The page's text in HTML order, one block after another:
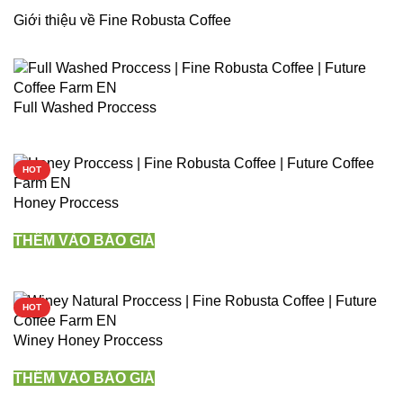
Giới thiệu về Fine Robusta Coffee
Full Washed Proccess
HOT
Honey Proccess
THÊM VÀO BÁO GIÁ
HOT
Winey Honey Proccess
THÊM VÀO BÁO GIÁ